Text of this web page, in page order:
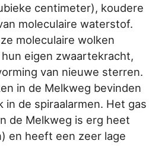
centimeter), koudere
moleculaire waterstof.
moleculaire wolken
eigen zwaartekracht,
van nieuwe sterren.
in de Melkweg bevinden
in de spiraalarmen. Het gas
de Melkweg is erg heet
en heeft een zeer lage